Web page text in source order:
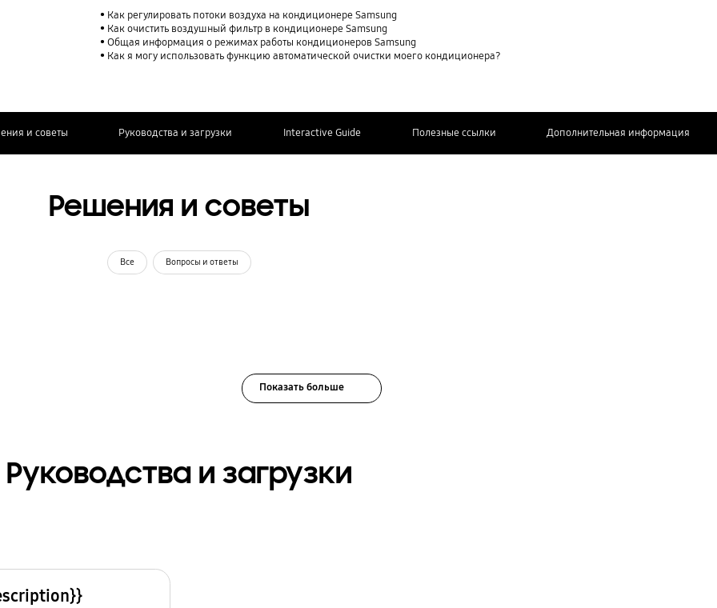
Как регулировать потоки воздуха на кондиционере Samsung
Как очистить воздушный фильтр в кондиционере Samsung
Общая информация о режимах работы кондиционеров Samsung
Как я могу использовать функцию автоматической очистки моего кондиционера?
и советы Руководства и загрузки Interactive Guide Полезные ссылки Дополнительная информация
Решения и советы
Все Вопросы и ответы
Показать больше
Руководства и загрузки